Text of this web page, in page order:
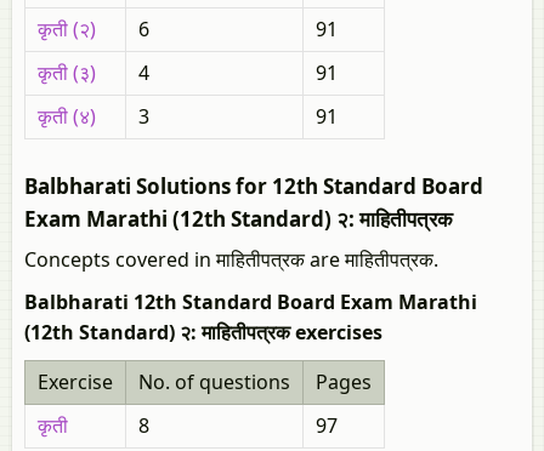
कृती (२)
6
91
कृती (३)
4
91
कृती (४)
3 91
Balbharati Solutions for 12th Standard Board
Exam Marathi (12th Standard) २: माहितीपत्रक
Concepts covered in माहितीपत्रक are माहितीपत्रक.
Balbharati 12th Standard Board Exam Marathi
(12th Standard) २: माहितीपत्रक exercises
Exercise
No. of questions
Pages
कृती
8 97